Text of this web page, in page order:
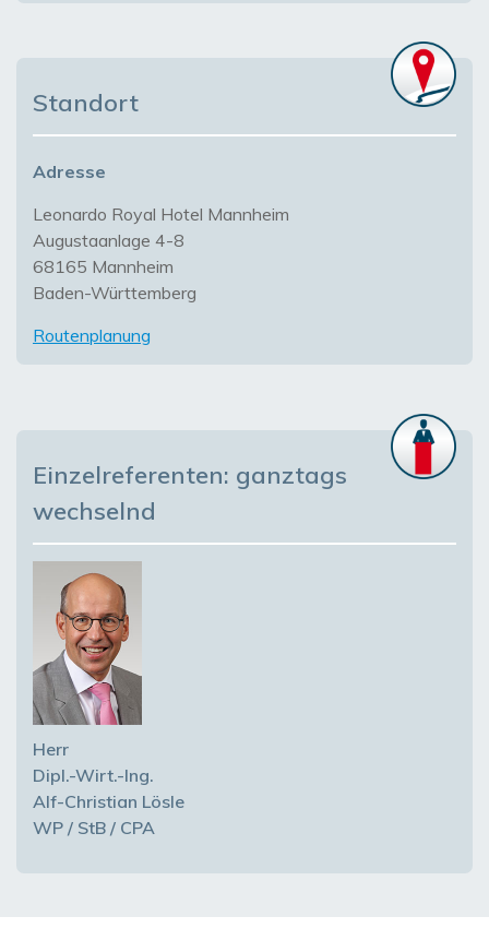
Standort
Adresse
Leonardo Royal Hotel Mannheim
Augustaanlage 4-8
68165 Mannheim
Baden-Württemberg
Routenplanung
Einzelreferenten: ganztags
wechselnd
Herr
Dipl.-Wirt.-Ing.
Alf-Christian Lösle
WP / StB / CPA